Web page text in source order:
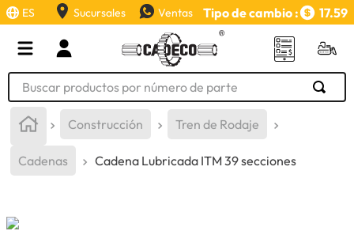
ES Sucursales Ventas Tipo de cambio : 17.59
Buscar productos por número de parte
Construcción Tren de Rodaje
Cadenas Cadena Lubricada ITM 39 secciones
TÉRMINOS MÁS BUSCADOS
2.
aceite